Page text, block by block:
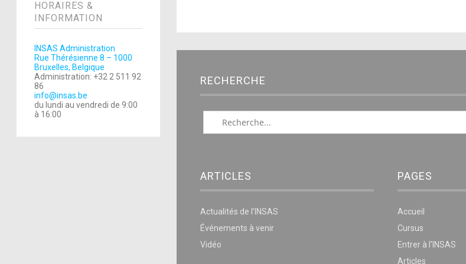
HORAIRES &
INFORMATION
INSAS Administration
Rue Thérésienne 8 – 1000
Bruxelles, Belgique
Administration: +32 2 511 92
86
info@insas.be
du lundi au vendredi de 9:00
à 16:00
RECHERCHE
ARTICLES
Actualités de l’INSAS
Événements à venir
Vidéo
PAGES
Accueil
Cursus
Entrer à l’INSAS
Articles